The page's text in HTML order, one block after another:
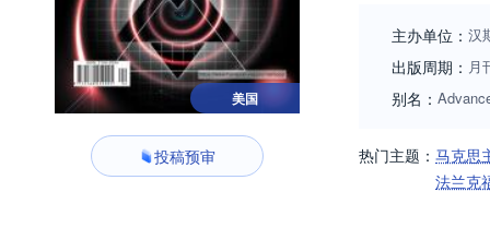
美国
投稿预审
主办单位： 汉
出版周期： 月
别名：
热门主题： 马克思
法兰克